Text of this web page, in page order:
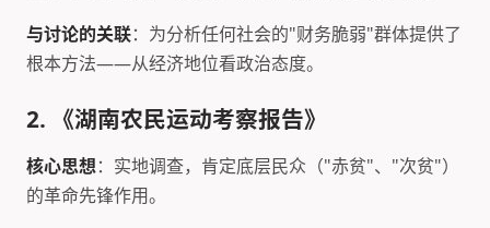
与讨论的关联：为分析任何社会的"财务脆弱"群体提供了
根本方法——从经济地位看政治态度。
2. 《湖南农民运动考察报告》
核心思想：实地调查，肯定底层民众（"赤贫"、"次贫"）
的革命先锋作用。